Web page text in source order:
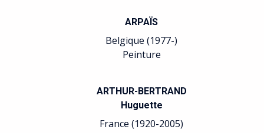
ARPAÏS
Belgique (1977-)
Peinture
ARTHUR-BERTRAND
Huguette
France (1920-2005)